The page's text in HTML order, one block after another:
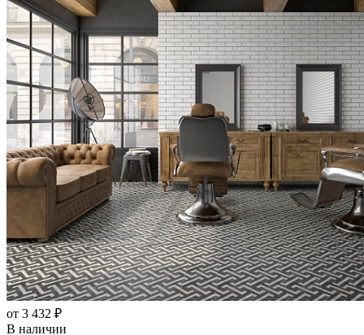
от 3 432 ₽
В наличии